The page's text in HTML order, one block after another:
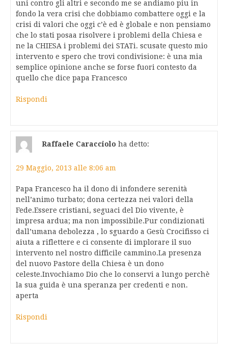
uni contro gli altri e secondo me se andiamo piu in
fondo la vera crisi che dobbiamo combattere oggi e la
crisi di valori che oggi c’è ed è globale e non pensiamo
che lo stati posaa risolvere i problemi della Chiesa e
ne la CHIESA i problemi dei STATi. scusate questo mio
intervento e spero che trovi condivisione: è una mia
semplice opinione anche se forse fuori contesto da
quello che dice papa Francesco
Rispondi
Raffaele Caracciolo ha detto:
29 Maggio, 2013 alle 8:06 am
Papa Francesco ha il dono di infondere serenità
nell’animo turbato; dona certezza nei valori della
Fede.Essere cristiani, seguaci del Dio vivente, è
impresa ardua; ma non impossibile.Pur condizionati
dall’umana debolezza , lo sguardo a Gesù Crocifisso ci
aiuta a riflettere e ci consente di implorare il suo
intervento nel nostro difficile cammino.La presenza
del nuovo Pastore della Chiesa è un dono
celeste.Invochiamo Dio che lo conservi a lungo perchè
la sua guida è una speranza per credenti e non.
aperta
Rispondi